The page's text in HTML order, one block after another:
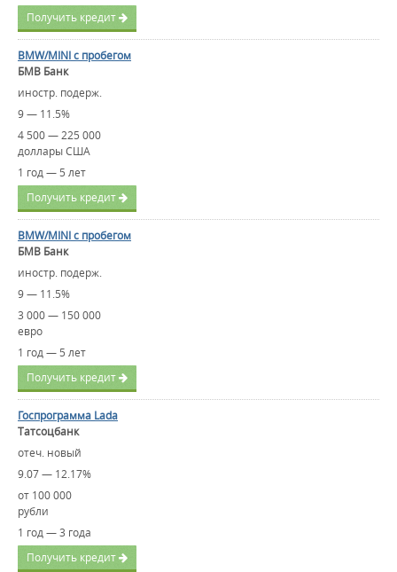
Получить кредит
BMW/MINI с пробегом
БМВ Банк
иностр. подерж.
9 — 11.5%
4 500 — 225 000
доллары США
1 год — 5 лет
Получить кредит
BMW/MINI с пробегом
БМВ Банк
иностр. подерж.
9 — 11.5%
3 000 — 150 000
евро
1 год — 5 лет
Получить кредит
Госпрограмма Lada
Татсоцбанк
отеч. новый
9.07 — 12.17%
от 100 000
рубли
1 год — 3 года
Получить кредит